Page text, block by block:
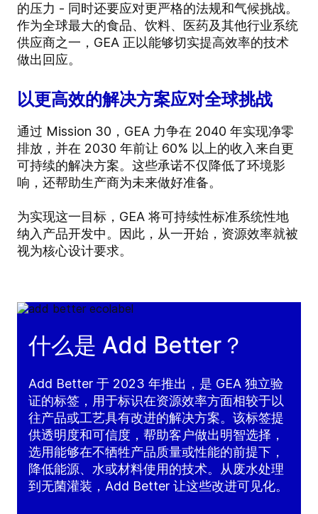
的压力 - 同时还要应对更严格的法规和气候挑战。
作为全球最大的食品、饮料、医药及其他行业系统
供应商之一，GEA 正以能够切实提高效率的技术
做出回应。
以更高效的解决方案应对全球挑战
通过 Mission 30，GEA 力争在 2040 年实现净零
排放，并在 2030 年前让 60% 以上的收入来自更
可持续的解决方案。这些承诺不仅降低了环境影
响，还帮助生产商为未来做好准备。
为实现这一目标，GEA 将可持续性标准系统性地
纳入产品开发中。因此，从一开始，资源效率就被
视为核心设计要求。
什么是 Add Better？
Add Better 于 2023 年推出，是 GEA 独立验
证的标签，用于标识在资源效率方面相较于以
往产品或工艺具有改进的解决方案。该标签提
供透明度和可信度，帮助客户做出明智选择，
选用能够在不牺牲产品质量或性能的前提下，
降低能源、水或材料使用的技术。从废水处理
到无菌灌装，Add Better 让这些改进可见化。